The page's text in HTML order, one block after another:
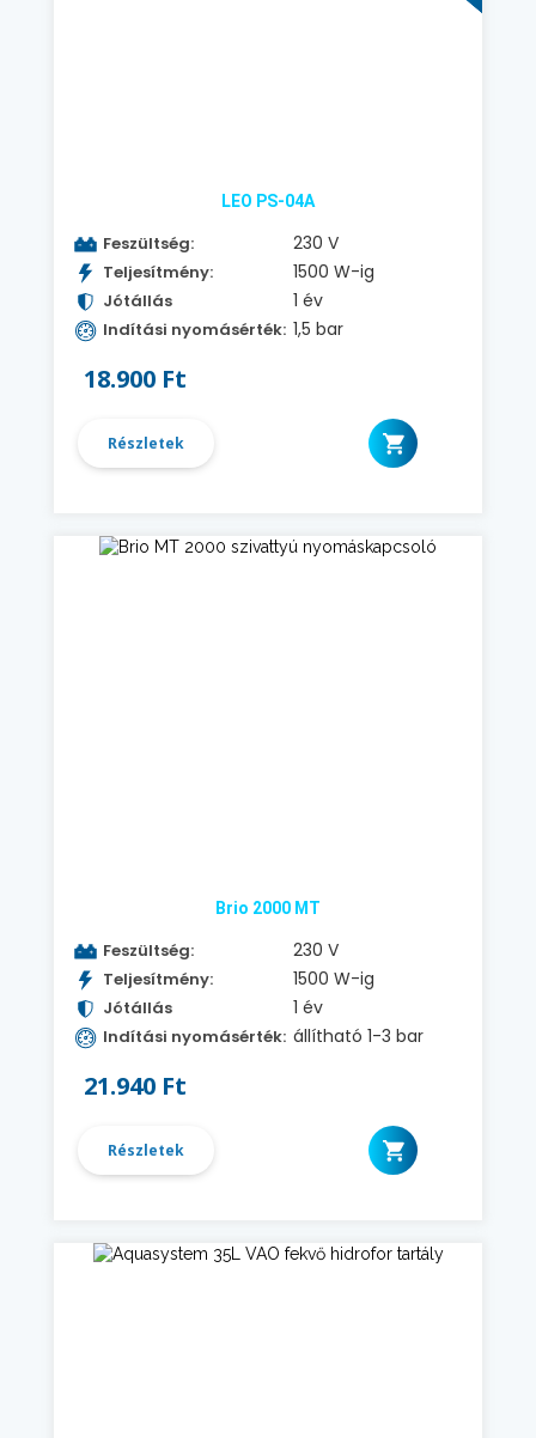
LEO PS-04A
Feszültség: 230 V
Teljesítmény: 1500 W-ig
Jótállás 1 év
Indítási nyomásérték: 1,5 bar
18.900 Ft
Részletek
Brio 2000 MT
Feszültség: 230 V
Teljesítmény: 1500 W-ig
Jótállás 1 év
Indítási nyomásérték: állítható 1-3 bar
21.940 Ft
Részletek